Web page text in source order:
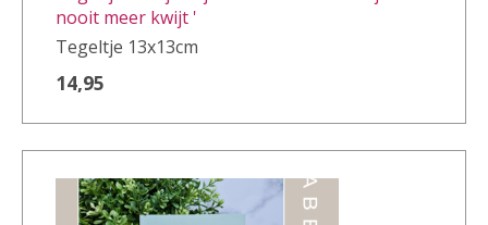
nooit meer kwijt '
Tegeltje 13x13cm
14,95